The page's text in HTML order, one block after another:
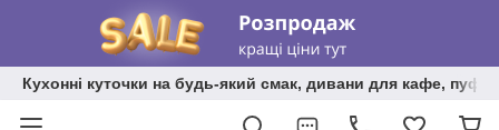
Кухонні куточки на будь-який смак, дивани для кафе,